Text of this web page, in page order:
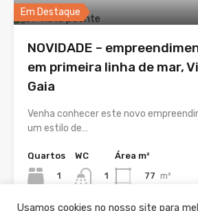
Em Destaque
NOVIDADE –
em primeira linha de mar,
Gaia
Venha conhecer este novo
um estilo de…
Quartos
1
WC
1
Área m²
77 m²
Usamos cookies no nosso site para